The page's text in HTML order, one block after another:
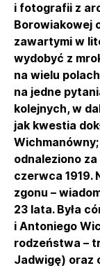
i fotografii z
Borowiakowej
zawartymi w
wydobyć z
na wielu
na jedne
kolejnych, w
jak kwestia
odnaleziono
czerwca 1919.
zgonu –
23 lata. Była
i Antoniego
rodzeństwa –
Jadwigę) oraz